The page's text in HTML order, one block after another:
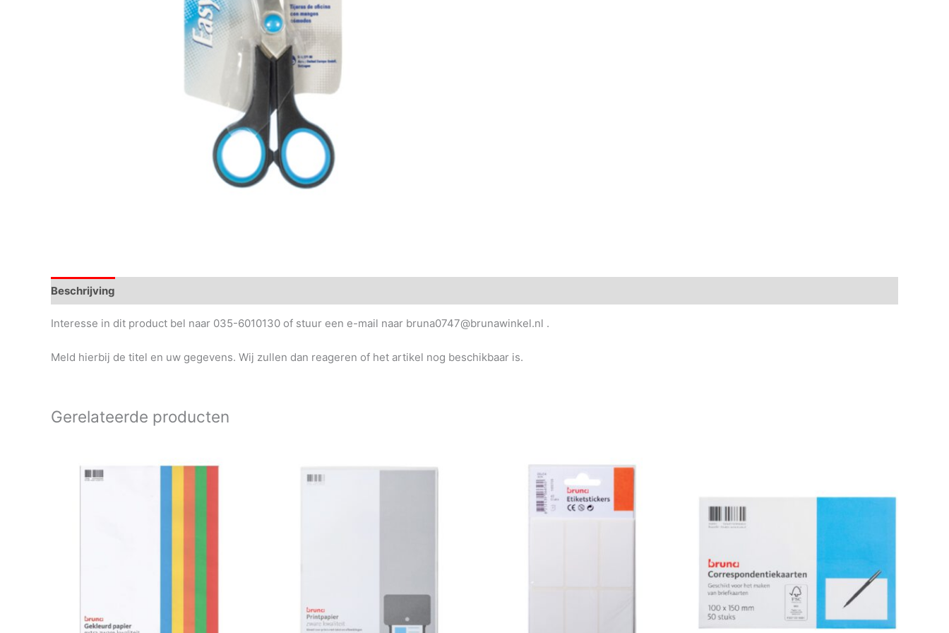
Beschrijving
Interesse in dit product bel naar 035-6010130 of stuur een e-mail naar bruna0747@brunawinkel.nl .
Meld hierbij de titel en uw gegevens. Wij zullen dan reageren of het artikel nog beschikbaar is.
Gerelateerde producten